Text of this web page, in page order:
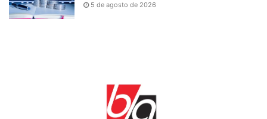
5 de agosto de 2026